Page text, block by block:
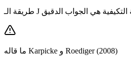
ما قاله Karpicke و Roediger (2008)